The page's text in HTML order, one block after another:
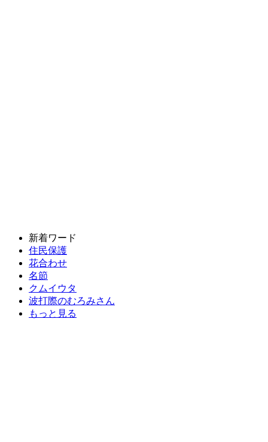
新着ワード
住民保護
花合わせ
名節
クムイウタ
波打際のむろみさん
もっと見る